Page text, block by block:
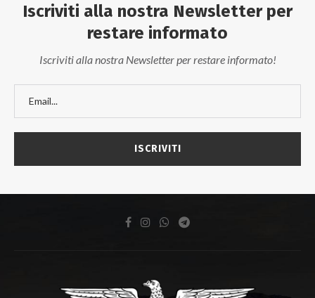
Iscriviti alla nostra Newsletter per
restare informato
Iscriviti alla nostra Newsletter per restare informato!